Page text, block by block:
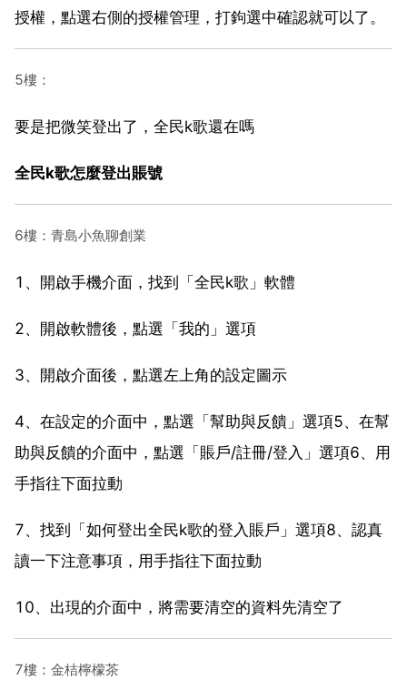
授權，點選右側的授權管理，打鉤選中確認就可以了。
5樓：
要是把微笑登出了，全民k歌還在嗎
全民k歌怎麼登出賬號
6樓：青島小魚聊創業
1、開啟手機介面，找到「全民k歌」軟體
2、開啟軟體後，點選「我的」選項
3、開啟介面後，點選左上角的設定圖示
4、在設定的介面中，點選「幫助與反饋」選項5、在幫
助與反饋的介面中，點選「賬戶/註冊/登入」選項6、用
手指往下面拉動
7、找到「如何登出全民k歌的登入賬戶」選項8、認真
讀一下注意事項，用手指往下面拉動
10、出現的介面中，將需要清空的資料先清空了
7樓：金桔檸檬茶